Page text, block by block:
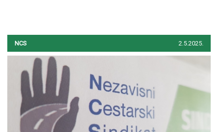
NCS 2.5.2025.